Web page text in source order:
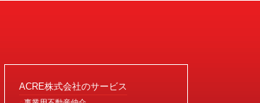
ACRE株式会社のサービス